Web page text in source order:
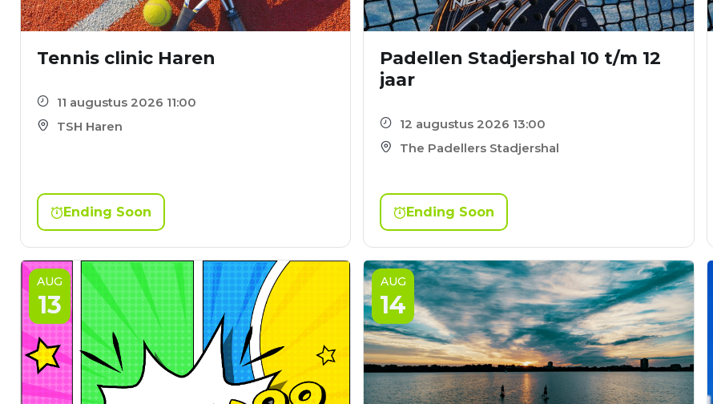
Tennis clinic Haren
11 augustus 2026 11:00
TSH Haren
Ending Soon
Padellen Stadjershal 10 t/m 12
jaar
12 augustus 2026 13:00
The Padellers Stadjershal
Ending Soon
AUG
13
AUG
14